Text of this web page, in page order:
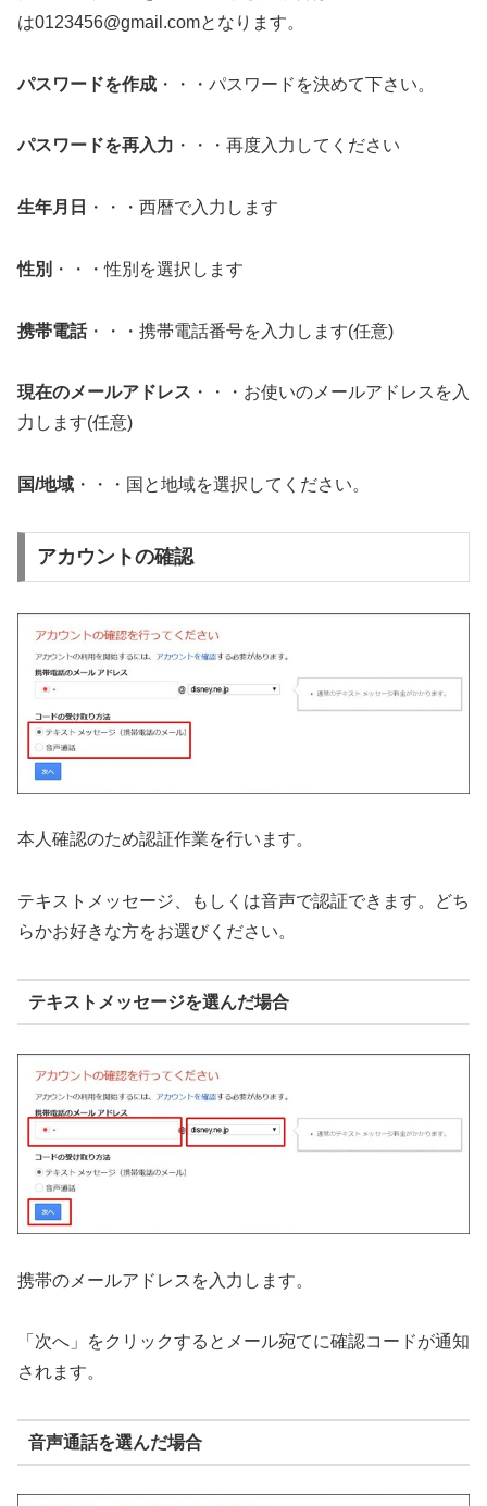
は0123456@gmail.comとなります。
パスワードを作成 ・・・パスワードを決めて下さい。
パスワードを再入力 ・・・再度入力してください
生年月日 ・・・西暦で入力します
性別 ・・・性別を選択します
携帯電話・・・携帯電話番号を入力します(任意)
現在のメールアドレス ・・・お使いのメールアドレスを入
力します(任意)
国/地域 ・・・国と地域を選択してください。
アカウントの確認
本人確認のため認証作業を行います。
テキストメッセージ、もしくは音声で認証できます。どち
らかお好きな方をお選びください。
テキストメッセージを選んだ場合
携帯のメールアドレスを入力します。
「次へ」をクリックするとメール宛てに確認コードが通知
されます。
音声通話を選んだ場合